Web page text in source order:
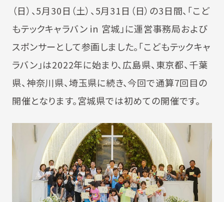
（日）、5月30日（土）、5月31日（日）の3日間、「こど
もテックキャラバン in 宮城」に運営事務局および
スポンサーとして参画しました。「こどもテックキャ
ラバン」は2022年に始まり、広島県、東京都、千葉
県、神奈川県、埼玉県に続き、今回で通算7回目の
開催となります。宮城県では初めての開催です。